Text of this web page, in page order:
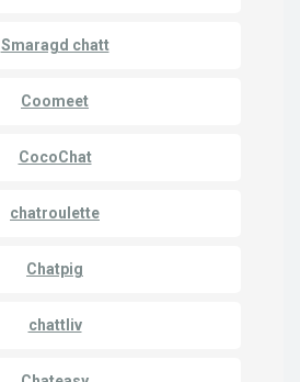
Smaragd chatt
Coomeet
CocoChat
chatroulette
Chatpig
chattliv